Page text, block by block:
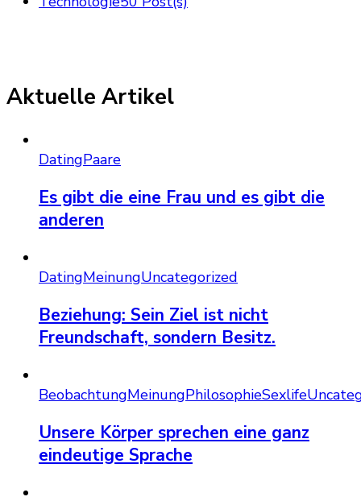
Aktuelle Artikel
DatingPaare
Es gibt die eine Frau und es gibt die
anderen
DatingMeinungUncategorized
Beziehung: Sein Ziel ist nicht
Freundschaft, sondern Besitz.
BeobachtungMeinungPhilosophieSexlife
Unsere Körper sprechen eine ganz
eindeutige Sprache